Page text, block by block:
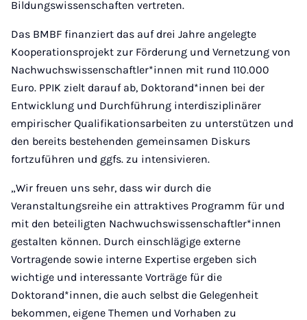
Bildungswissenschaften vertreten.
Das BMBF finanziert das auf drei Jahre angelegte
Kooperationsprojekt zur Förderung und Vernetzung von
Nachwuchswissenschaftler*innen mit rund 110.000
Euro. PPIK zielt darauf ab, Doktorand*innen bei der
Entwicklung und Durchführung interdisziplinärer
empirischer Qualifikationsarbeiten zu unterstützen und
den bereits bestehenden gemeinsamen Diskurs
fortzuführen und ggfs. zu intensivieren.
„Wir freuen uns sehr, dass wir durch die
Veranstaltungsreihe ein attraktives Programm für und
mit den beteiligten Nachwuchswissenschaftler*innen
gestalten können. Durch einschlägige externe
Vortragende sowie interne Expertise ergeben sich
wichtige und interessante Vorträge für die
Doktorand*innen, die auch selbst die Gelegenheit
bekommen, eigene Themen und Vorhaben zu